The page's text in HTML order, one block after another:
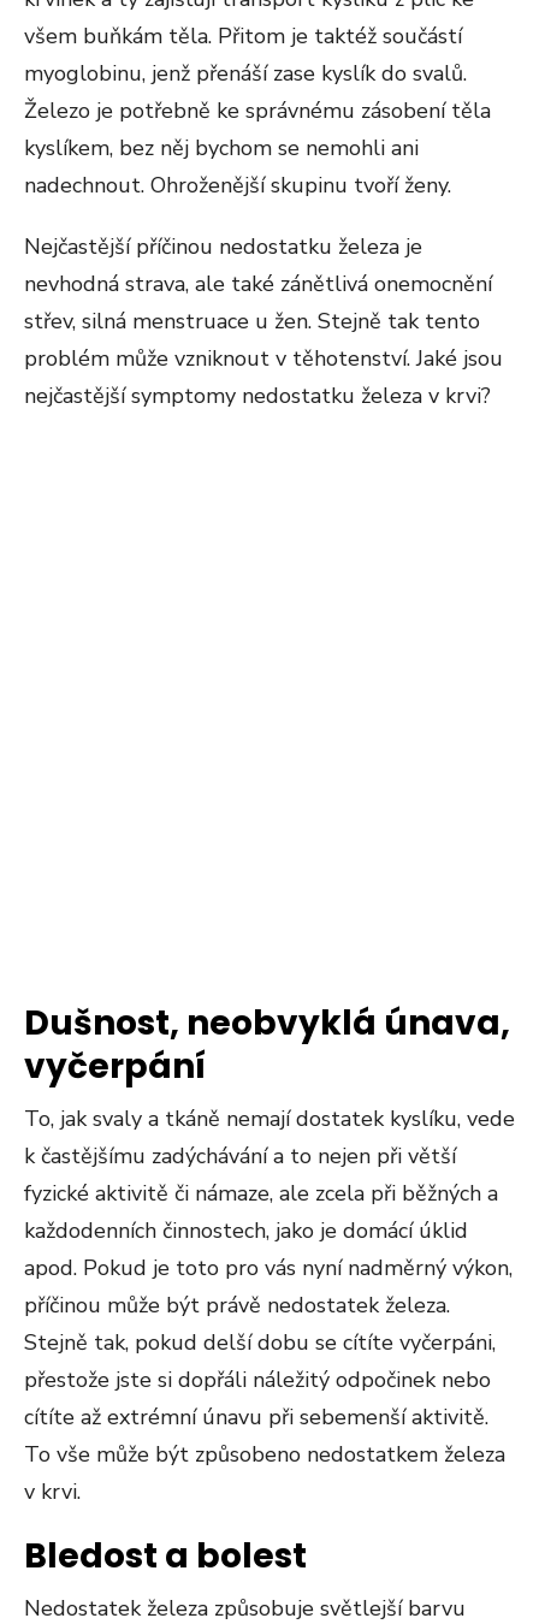
všem buňkám těla. Přitom je taktéž součástí
myoglobinu, jenž přenáší zase kyslík do svalů.
Železo je potřebně ke správnému zásobení těla
kyslíkem, bez něj bychom se nemohli ani
nadechnout. Ohroženější skupinu tvoří ženy.
Nejčastější příčinou nedostatku železa je
nevhodná strava, ale také zánětlivá onemocnění
střev, silná menstruace u žen. Stejně tak tento
problém může vzniknout v těhotenství. Jaké jsou
nejčastější symptomy nedostatku železa v krvi?
Dušnost, neobvyklá únava,
vyčerpání
To, jak svaly a tkáně nemají dostatek kyslíku, vede
k častějšímu zadýchávání a to nejen při větší
fyzické aktivitě či námaze, ale zcela při běžných a
každodenních činnostech, jako je domácí úklid
apod. Pokud je toto pro vás nyní nadměrný výkon,
příčinou může být právě nedostatek železa.
Stejně tak, pokud delší dobu se cítíte vyčerpáni,
přestože jste si dopřáli náležitý odpočinek nebo
cítíte až extrémní únavu při sebemenší aktivitě.
To vše může být způsobeno nedostatkem železa
v krvi.
Bledost a bolest
Nedostatek železa způsobuje světlejší barvu